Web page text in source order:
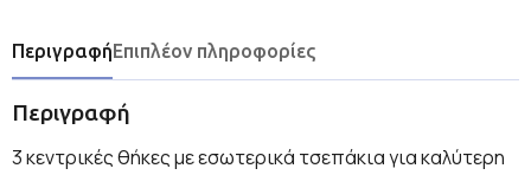
ΠεριγραφήΕπιπλέον πληροφορίες
Περιγραφή
3 κεντρικές θήκες με εσωτερικά τσεπάκια για καλύτερη